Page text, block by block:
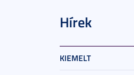
Hírek
KIEMELT